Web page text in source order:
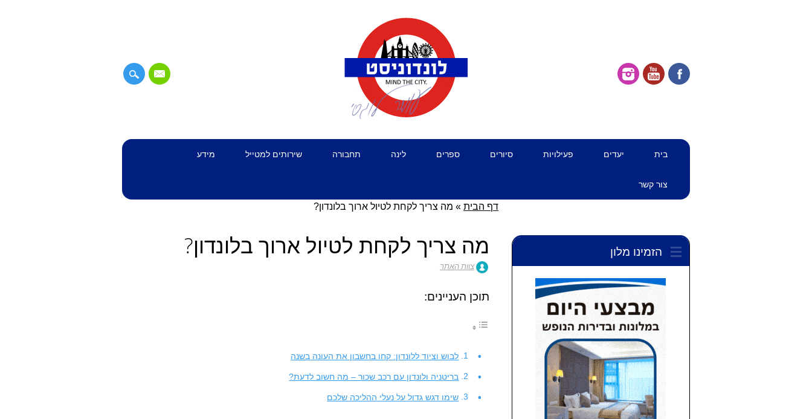
תפריט ראשי
דילוג
בית יעדים פעילויות סיורים ספרים לינה תחבורה שירותים למטייל מידע
צור קשר
דף הבית » מה צריך לקחת לטיול ארוך בלונדון?
מה צריך לקחת לטיול ארוך בלונדון?
צוות האתר
תוכן העניינים:
לבוש וציוד ללונדון: קחו בחשבון את העונה בשנה
בריטניה ולונדון עם רכב שכור – מה חשוב לדעת?
שימו דגש גדול על נעלי ההליכה שלכם
הזמינו מלון